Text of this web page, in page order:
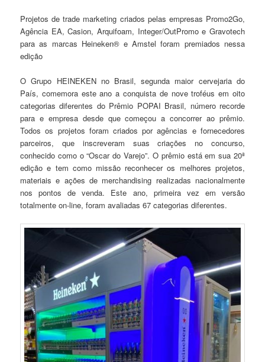
Projetos de trade marketing criados pelas empresas Promo2Go,
Agência EA, Casion, Arquifoam, Integer/OutPromo e Gravotech
para as marcas Heineken® e Amstel foram premiados nessa
edição
O Grupo HEINEKEN no Brasil, segunda maior cervejaria do
País, comemora este ano a conquista de nove troféus em oito
categorias diferentes do Prêmio POPAI Brasil, número recorde
para e empresa desde que começou a concorrer ao prêmio.
Todos os projetos foram criados por agências e fornecedores
parceiros, que inscreveram suas criações no concurso,
conhecido como o “Oscar do Varejo”. O prêmio está em sua 20ª
edição e tem como missão reconhecer os melhores projetos,
materiais e ações de merchandising realizadas nacionalmente
nos pontos de venda. Este ano, primeira vez em versão
totalmente on-line, foram avaliadas 67 categorias diferentes.